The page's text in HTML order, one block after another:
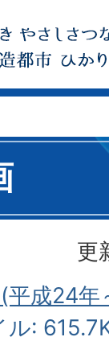
更
平成24
ル: